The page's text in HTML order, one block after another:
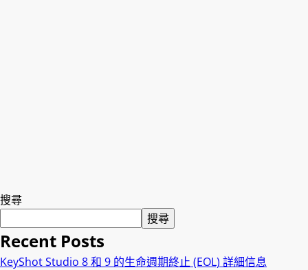
搜尋
搜尋
Recent Posts
KeyShot Studio 8 和 9 的生命週期終止 (EOL) 詳細信息